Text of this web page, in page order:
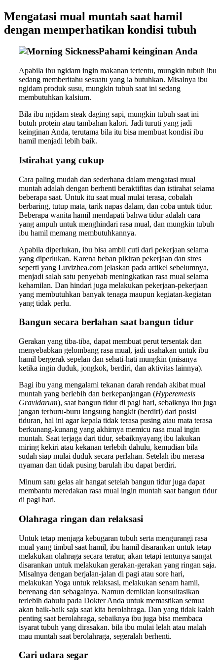
Mengatasi mual muntah saat hamil
dengan memperhatikan kondisi tubuh
Pahami keinginan Anda
Apabila ibu ngidam ingin makanan tertentu, mungkin tubuh ibu
sedang memberitahu sesuatu yang ia butuhkan. Misalnya ibu
ngidam produk susu, mungkin tubuh saat ini sedang
membutuhkan kalsium.
Bila ibu ngidam steak daging sapi, mungkin tubuh saat ini
butuh protein atau tambahan kalori. Jadi turuti yang jadi
keinginan Anda, terutama bila itu bisa membuat kondisi ibu
hamil menjadi lebih baik.
Istirahat yang cukup
Cara paling mudah dan sederhana dalam mengatasi mual
muntah adalah dengan berhenti beraktifitas dan istirahat selama
beberapa saat. Untuk itu saat mual mulai terasa, cobalah
berbaring, tutup mata, tarik napas dalam, dan coba untuk tidur.
Beberapa wanita hamil mendapati bahwa tidur adalah cara
yang ampuh untuk menghindari rasa mual, dan mungkin tubuh
ibu hamil memang membutuhkannya.
Apabila diperlukan, ibu bisa ambil cuti dari pekerjaan selama
yang diperlukan. Karena beban pikiran pekerjaan dan stres
seperti yang Luvizhea.com jelaskan pada artikel sebelumnya,
menjadi salah satu penyebab meningkatkan rasa mual selama
kehamilan. Dan hindari juga melakukan pekerjaan-pekerjaan
yang membutuhkan banyak tenaga maupun kegiatan-kegiatan
yang tidak perlu.
Bangun secara berlahan saat bangun tidur
Gerakan yang tiba-tiba, dapat membuat perut tersentak dan
menyebabkan gelombang rasa mual, jadi usahakan untuk ibu
hamil bergerak sepelan dan sehati-hati mungkin (misanya
ketika ingin duduk, jongkok, berdiri, dan aktivitas lainnya).
Bagi ibu yang mengalami tekanan darah rendah akibat mual
muntah yang berlebih dan berkepanjangan (Hyperemesis
Gravidarum), saat bangun tidur di pagi hari, sebaiknya ibu juga
jangan terburu-buru langsung bangkit (berdiri) dari posisi
tiduran, hal ini agar kepala tidak terasa pusing atau mata terasa
berkunang-kunang yang akhirnya memicu rasa mual ingin
muntah. Saat terjaga dari tidur, sebaiknyayang ibu lakukan
miring kekiri atau kekanan terlebih dahulu, kemudian bila
sudah siap mulai duduk secara perlahan. Setelah ibu merasa
nyaman dan tidak pusing barulah ibu dapat berdiri.
Minum satu gelas air hangat setelah bangun tidur juga dapat
membantu meredakan rasa mual ingin muntah saat bangun tidur
di pagi hari.
Olahraga ringan dan relaksasi
Untuk tetap menjaga kebugaran tubuh serta mengurangi rasa
mual yang timbul saat hamil, ibu hamil disarankan untuk tetap
melakukan olahraga secara teratur, akan tetapi tentunya sangat
disarankan untuk melakukan gerakan-gerakan yang ringan saja.
Misalnya dengan berjalan-jalan di pagi atau sore hari,
melakukan Yoga untuk relaksasi, melakukan senam hamil,
berenang dan sebagainya. Namun demikian konsultasikan
terlebih dahulu pada Dokter Anda untuk memastikan semua
akan baik-baik saja saat kita berolahraga. Dan yang tidak kalah
penting saat berolahraga, sebaiknya ibu juga bisa membaca
isyarat tubuh yang dirasakan. bila ibu mulai lelah atau malah
mau muntah saat berolahraga, segeralah berhenti.
Cari udara segar